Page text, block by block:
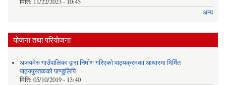
अन्य
योजना तथा परियोजना
अजयमेरु गाउँपालिका द्वारा निर्माण गरिएको पाठ्यक्रमका आधारमा मिर्मित
पाठ्यपुस्तकको पाण्डुलिपि
मिति: 05/10/2019 - 13:40